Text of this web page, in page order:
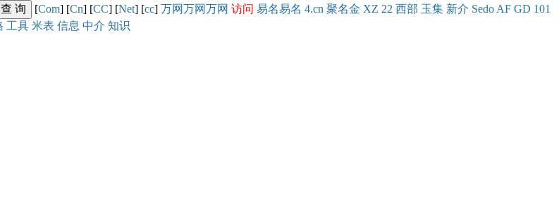
[Com] [Cn] [CC] [Net] [cc] 万网万网万网 访问 易名易名 4.cn 聚名金 XZ 22 西部 玉集 新介 Sedo AF GD 101
工具 米表 信息 中介 知识